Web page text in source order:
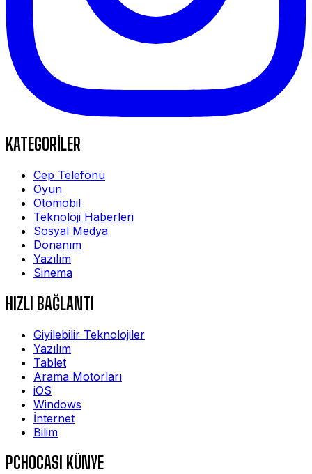
KATEGORİLER
Cep Telefonu
Oyun
Otomobil
Teknoloji Haberleri
Sosyal Medya
Donanım
Yazılım
Sinema
HIZLI BAĞLANTI
Giyilebilir Teknolojiler
Yazılım
Tablet
Arama Motorları
iOS
Windows
İnternet
Bilim
PCHOCASI KÜNYE